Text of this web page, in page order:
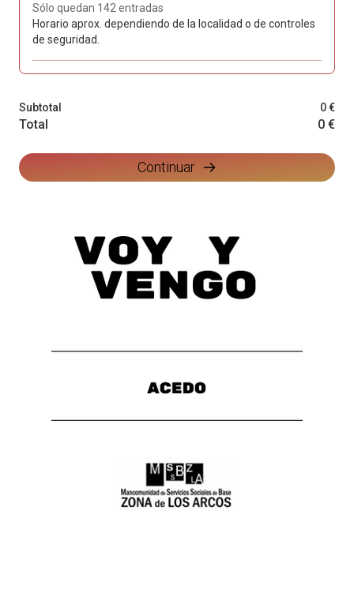
Sólo quedan 142 entradas
Horario aprox. dependiendo de la localidad o de controles
de seguridad.
Subtotal 0 €
Total 0 €
Continuar